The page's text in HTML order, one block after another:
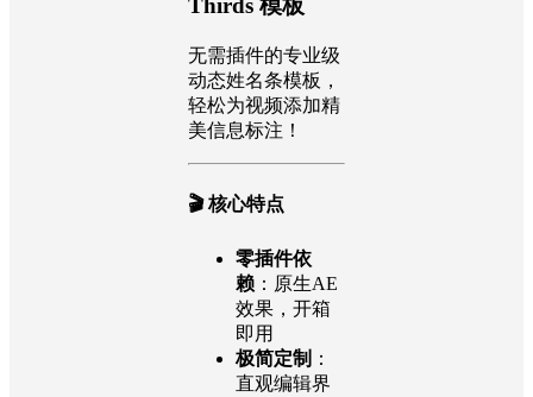
Thirds 模板
无需插件的专业级
动态姓名条模板，
轻松为视频添加精
美信息标注！
🎬 核心特点
零插件依
赖 ：原生AE
效果，开箱
即用
极简定制 ：
直观编辑界